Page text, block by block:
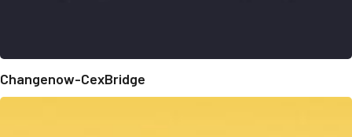
Changenow-CexBridge